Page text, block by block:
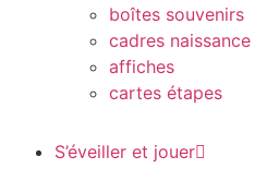
boîtes souvenirs
cadres naissance
affiches
cartes étapes
S’éveiller et jouer